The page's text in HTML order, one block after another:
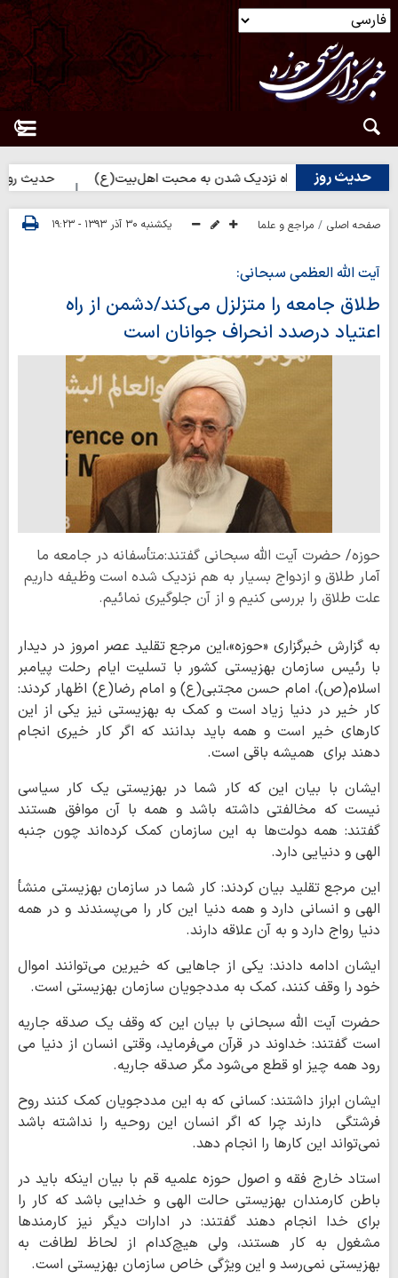
حدیث روز
حدیث روز | راه نزدیک شدن به محبت اهل‌بیت(ع) حدیث روز |
صفحه اصلی مراجع و علما یکشنبه ۳۰ آذر ۱۳۹۳ - ۱۹:۲۳
آیت الله العظمی سبحانی:
طلاق جامعه را متزلزل می‌کند/دشمن از راه
اعتیاد درصدد انحراف جوانان است
حوزه/ حضرت آیت الله سبحانی گفتند:متأسفانه در جامعه ما
آمار طلاق و ازدواج بسیار به هم نزدیک شده است وظیفه داریم
علت طلاق را بررسی کنیم و از آن جلوگیری نمائیم.
به گزارش خبرگزاری «حوزه»،این مرجع تقلید عصر امروز در دیدار
با رئیس سازمان بهزیستی کشور با تسلیت ایام رحلت پیامبر
اسلام(ص)، امام حسن مجتبی(ع) و امام رضا(ع) اظهار کردند:
کار خیر در دنیا زیاد است و کمک به بهزیستی نیز یکی از این
کارهای خیر است و همه باید بدانند که اگر کار خیری انجام
دهند برای همیشه باقی است.
ایشان با بیان این که کار شما در بهزیستی یک کار سیاسی
نیست که مخالفتی داشته باشد و همه با آن موافق هستند
گفتند: همه دولت‌ها به این سازمان کمک کرده‌اند چون جنبه
الهی و دنیایی دارد.
این مرجع تقلید بیان کردند: کار شما در سازمان بهزیستی منشأ
الهی و انسانی دارد و همه دنیا این کار را می‌پسندند و در همه
دنیا رواج دارد و به آن علاقه دارند.
ایشان ادامه دادند: یکی از جاهایی که خیرین می‌توانند اموال
خود را وقف کنند، کمک به مددجویان سازمان بهزیستی است.
حضرت آیت الله سبحانی با بیان این که وقف یک صدقه جاریه
است گفتند: خداوند در قرآن می‌فرماید، وقتی انسان از دنیا می
رود همه چیز او قطع می‌شود مگر صدقه جاریه.
ایشان ابراز داشتند: کسانی که به این مددجویان کمک کنند روح
فرشتگی دارند چرا که اگر انسان این روحیه را نداشته باشد
نمی‌تواند این کارها را انجام دهد.
استاد خارج فقه و اصول حوزه علمیه قم با بیان اینکه باید در
باطن کارمندان بهزیستی حالت الهی و خدایی باشد که کار را
برای خدا انجام دهند گفتند: در ادارات دیگر نیز کارمندها
مشغول به کار هستند، ولی هیچ‌کدام از لحاظ لطافت به
بهزیستی نمی‌رسد و این ویژگی خاص سازمان بهزیستی است.